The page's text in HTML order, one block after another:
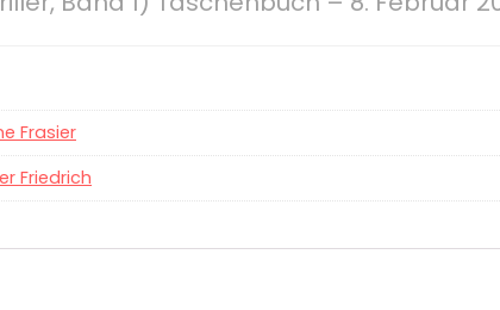
Frasier
Friedrich